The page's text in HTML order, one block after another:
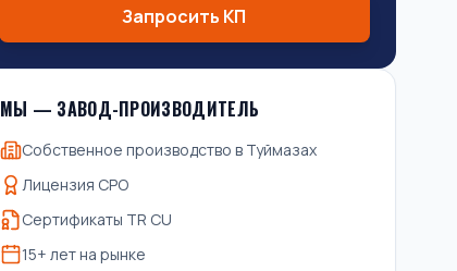
Запросить КП
МЫ — ЗАВОД-ПРОИЗВОДИТЕЛЬ
Собственное производство в Туймазах
Лицензия СРО
Сертификаты TR CU
15+ лет на рынке